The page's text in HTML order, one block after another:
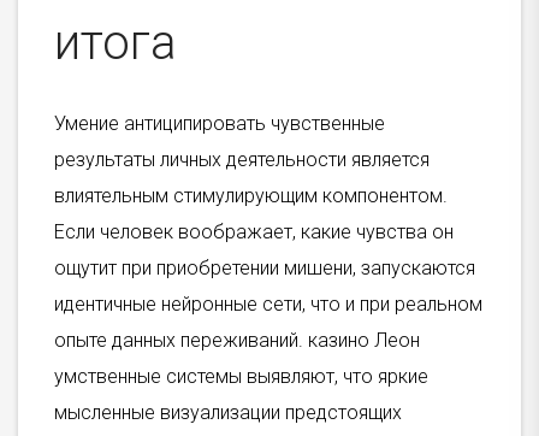
итога
Умение антиципировать чувственные
результаты личных деятельности является
влиятельным стимулирующим компонентом.
Если человек воображает, какие чувства он
ощутит при приобретении мишени, запускаются
идентичные нейронные сети, что и при реальном
опыте данных переживаний. казино Леон
умственные системы выявляют, что яркие
мысленные визуализации предстоящих